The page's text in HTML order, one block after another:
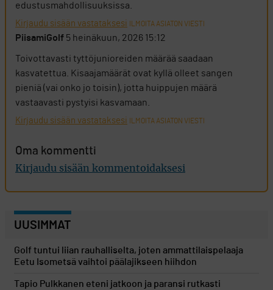
edustusmahdollisuuksissa.
Kirjaudu sisään vastataksesi ILMOITA ASIATON VIESTI
PiisamiGolf 5 heinäkuun, 2026 15:12
Toivottavasti tyttöjunioreiden määrää saadaan
kasvatettua. Kisaajamäärät ovat kyllä olleet sangen
pieniä (vai onko jo toisin), jotta huippujen määrä
vastaavasti pystyisi kasvamaan.
Kirjaudu sisään vastataksesi ILMOITA ASIATON VIESTI
Oma kommentti
Kirjaudu sisään kommentoidaksesi
UUSIMMAT
Golf tuntui liian rauhalliselta, joten ammattilaispelaaja
Eetu Isometsä vaihtoi päälajikseen hiihdon
Tapio Pulkkanen eteni jatkoon ja paransi rutkasti